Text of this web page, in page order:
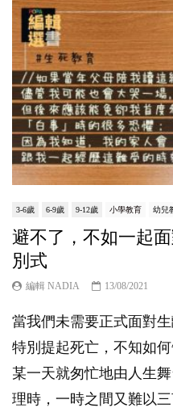
3-6歲 6-9歲 9-12歲 小學教育 幼兒
避不了，不如一起
別式
編輯 NADIA 13/08/2021
當我們未需要正式面對
特別提起死亡，不知如
某一天就匆忙地由人生
理時，一時之間又難以